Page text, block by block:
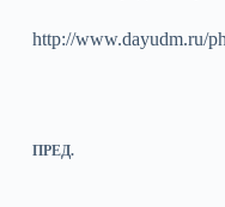
http://www.dayudm.ru/
ПРЕД.